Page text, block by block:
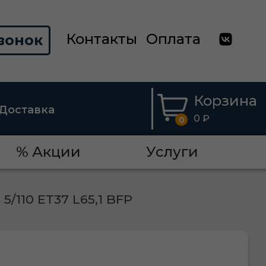
Контакты Оплата
0
Корзина
0 ₽
% Акции Услуги
110 ET37 L65,1 BFP